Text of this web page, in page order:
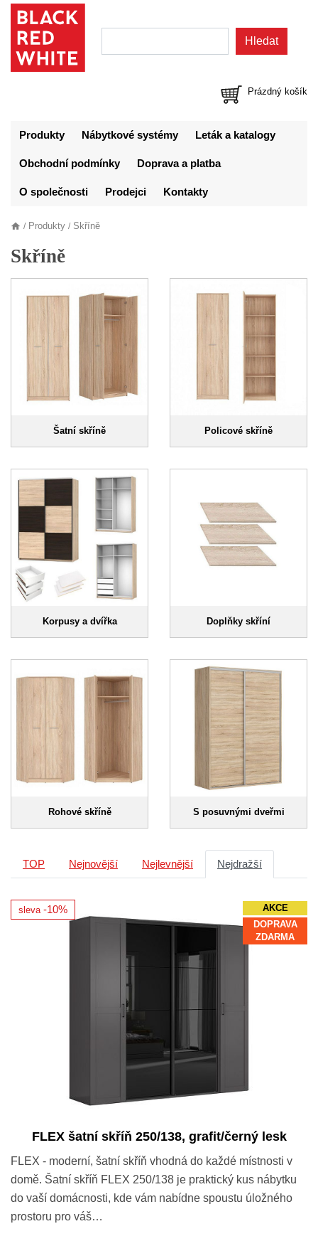
Prázdný košík
Produkty Nábytkové systémy Leták a katalogy
Obchodní podmínky Doprava a platba
O společnosti Prodejci Kontakty
/ Produkty / Skříně
Skříně
Šatní skříně Policové skříně
Korpusy a dvířka Doplňky skříní
Rohové skříně S posuvnými dveřmi
TOP Nejnovější Nejlevnější Nejdražší
AKCE
DOPRAVA
ZDARMA
FLEX šatní skříň 250/138, grafit/černý lesk
FLEX - moderní, šatní skříň vhodná do každé místnosti v
domě. Šatní skříň FLEX 250/138 je praktický kus nábytku
do vaší domácnosti, kde vám nabídne spoustu úložného
prostoru pro váš…
sleva -10%